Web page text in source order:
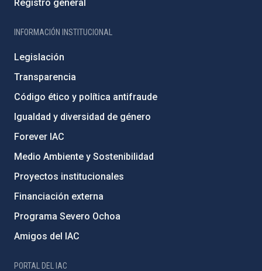
Registro general
INFORMACIÓN INSTITUCIONAL
Legislación
Transparencia
Código ético y política antifraude
Igualdad y diversidad de género
Forever IAC
Medio Ambiente y Sostenibilidad
Proyectos institucionales
Financiación externa
Programa Severo Ochoa
Amigos del IAC
PORTAL DEL IAC